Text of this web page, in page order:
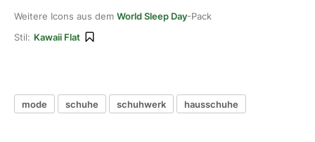
Weitere Icons aus dem World Sleep Day-Pack
Stil: Kawaii Flat
mode schuhe schuhwerk hausschuhe